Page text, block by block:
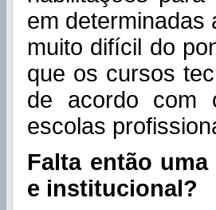
em determinadas
muito difícil do
que os cursos
de acordo com
escolas
Falta então
e institucional?